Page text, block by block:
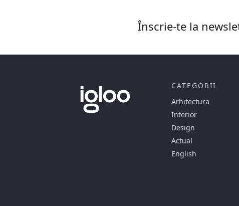
Înscrie-te la
CATEGORII
Arhitectura
Interior
Design
Actual
English